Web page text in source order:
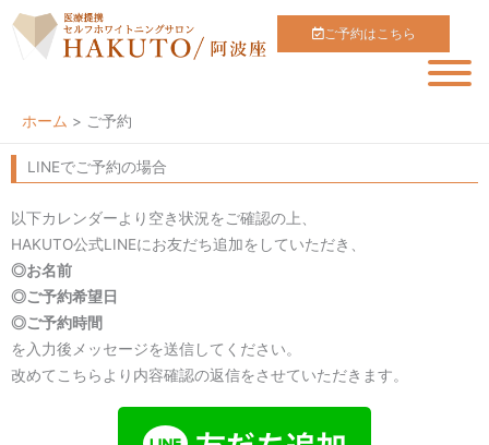
ご予約はこちら
ホーム ご予約
LINEでご予約の場合
以下カレンダーより空き状況をご確認の上、
HAKUTO公式LINEにお友だち追加をしていただき、
◎お名前
◎ご予約希望日
◎ご予約時間
を入力後メッセージを送信してください。
改めてこちらより内容確認の返信をさせていただきます。